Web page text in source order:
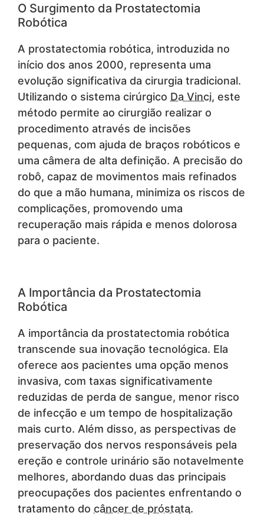
O Surgimento da Prostatectomia
Robótica
A prostatectomia robótica, introduzida no
início dos anos 2000, representa uma
evolução significativa da cirurgia tradicional.
Utilizando o sistema cirúrgico Da Vinci, este
método permite ao cirurgião realizar o
procedimento através de incisões
pequenas, com ajuda de braços robóticos e
uma câmera de alta definição. A precisão do
robô, capaz de movimentos mais refinados
do que a mão humana, minimiza os riscos de
complicações, promovendo uma
recuperação mais rápida e menos dolorosa
para o paciente.
A Importância da Prostatectomia
Robótica
A importância da prostatectomia robótica
transcende sua inovação tecnológica. Ela
oferece aos pacientes uma opção menos
invasiva, com taxas significativamente
reduzidas de perda de sangue, menor risco
de infecção e um tempo de hospitalização
mais curto. Além disso, as perspectivas de
preservação dos nervos responsáveis pela
ereção e controle urinário são notavelmente
melhores, abordando duas das principais
preocupações dos pacientes enfrentando o
tratamento do câncer de próstata.